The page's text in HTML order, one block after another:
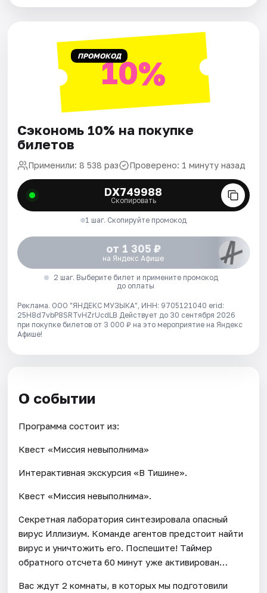
ПРОМОКОД10%
Сэкономь 10% на покупке
билетов
Применили: 8 538 раз Проверено: 1 минуту назад
DX749988
Скопировать
1 шаг. Скопируйте промокод
от 1 305 ₽
на Яндекс Афише
2 шаг. Выберите билет и примените промокод
до оплаты
Реклама. ООО "ЯНДЕКС МУЗЫКА", ИНН: 9705121040 erid:
25H8d7vbP8SRTvHZrUcdLB Действует до 30 сентября 2026
при покупке билетов от 3 000 ₽ на это мероприятие на Яндекс
Афише!
О событии
Программа состоит из:
Квест «Миссия невыполнима»
Интерактивная экскурсия «В Тишине».
Квест «Миссия невыполнима».
Секретная лаборатория синтезировала опасный
вирус Иллизиум. Команде агентов предстоит найти
вирус и уничтожить его. Поспешите! Таймер
обратного отсчета 60 минут уже активирован…
Вас ждут 2 комнаты, в которых мы подготовили